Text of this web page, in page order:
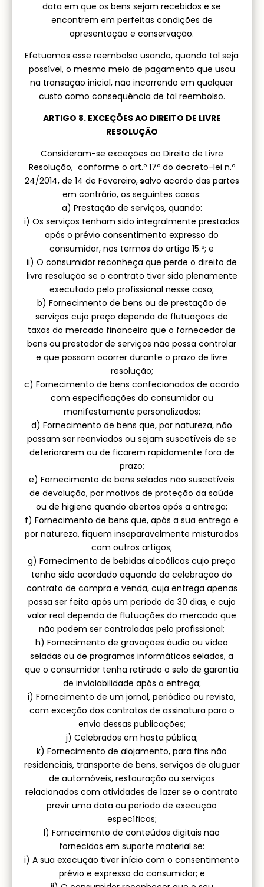
data em que os bens sejam recebidos e se
encontrem em perfeitas condições de
apresentação e conservação.
Efetuamos esse reembolso usando, quando tal seja
possível, o mesmo meio de pagamento que usou
na transação inicial, não incorrendo em qualquer
custo como consequência de tal reembolso.
ARTIGO 8. EXCEÇÕES AO DIREITO DE LIVRE
RESOLUÇÃO
Consideram-se exceções ao Direito de Livre
Resolução, conforme o art.º 17º do decreto-lei n.º
24/2014, de 14 de Fevereiro,salvo acordo das partes
em contrário, os seguintes casos:
a) Prestação de serviços, quando:
i) Os serviços tenham sido integralmente prestados
após o prévio consentimento expresso do
consumidor, nos termos do artigo 15.º; e
ii) O consumidor reconheça que perde o direito de
livre resolução se o contrato tiver sido plenamente
executado pelo profissional nesse caso;
b) Fornecimento de bens ou de prestação de
serviços cujo preço dependa de flutuações de
taxas do mercado financeiro que o fornecedor de
bens ou prestador de serviços não possa controlar
e que possam ocorrer durante o prazo de livre
resolução;
c) Fornecimento de bens confecionados de acordo
com especificações do consumidor ou
manifestamente personalizados;
d) Fornecimento de bens que, por natureza, não
possam ser reenviados ou sejam suscetíveis de se
deteriorarem ou de ficarem rapidamente fora de
prazo;
e) Fornecimento de bens selados não suscetíveis
de devolução, por motivos de proteção da saúde
ou de higiene quando abertos após a entrega;
f) Fornecimento de bens que, após a sua entrega e
por natureza, fiquem inseparavelmente misturados
com outros artigos;
g) Fornecimento de bebidas alcoólicas cujo preço
tenha sido acordado aquando da celebração do
contrato de compra e venda, cuja entrega apenas
possa ser feita após um período de 30 dias, e cujo
valor real dependa de flutuações do mercado que
não podem ser controladas pelo profissional;
h) Fornecimento de gravações áudio ou vídeo
seladas ou de programas informáticos selados, a
que o consumidor tenha retirado o selo de garantia
de inviolabilidade após a entrega;
i) Fornecimento de um jornal, periódico ou revista,
com exceção dos contratos de assinatura para o
envio dessas publicações;
j) Celebrados em hasta pública;
k) Fornecimento de alojamento, para fins não
residenciais, transporte de bens, serviços de aluguer
de automóveis, restauração ou serviços
relacionados com atividades de lazer se o contrato
previr uma data ou período de execução
específicos;
l) Fornecimento de conteúdos digitais não
fornecidos em suporte material se:
i) A sua execução tiver início com o consentimento
prévio e expresso do consumidor; e